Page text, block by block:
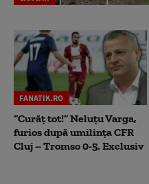
FANATIK.RO
“Curăț tot!” Neluțu Varga,
furios după umilința CFR
Cluj – Tromso 0-5. Exclusiv